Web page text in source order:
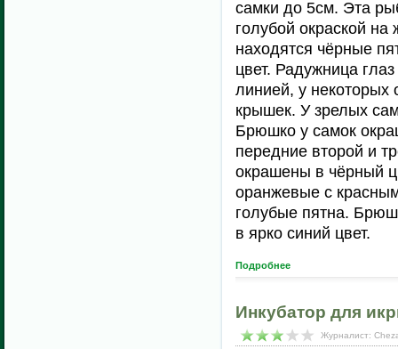
самки до 5см. Эта
голубой окраской
находятся чёрные
цвет. Радужница
линией, у
крышек. У зрелых
Брюшко у самок
передние второй и
окрашены в чёрный
оранжевые с
голубые пятна.
в ярко синий цвет.
Подробнее
Инкубатор для
Журналист: